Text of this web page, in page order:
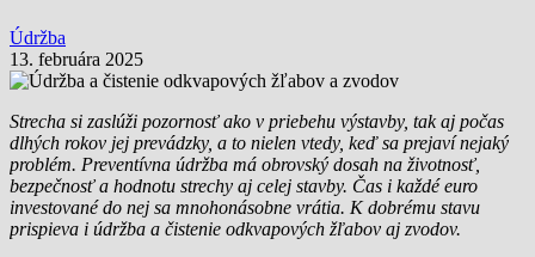
Údržba
13. februára 2025
Strecha si zaslúži pozornosť ako v priebehu výstavby, tak aj počas
dlhých rokov jej prevádzky, a to nielen vtedy, keď sa prejaví nejaký
problém. Preventívna údržba má obrovský dosah na životnosť,
bezpečnosť a hodnotu strechy aj celej stavby. Čas i každé euro
investované do nej sa mnohonásobne vrátia. K dobrému stavu
prispieva i údržba a čistenie odkvapových žľabov aj zvodov.